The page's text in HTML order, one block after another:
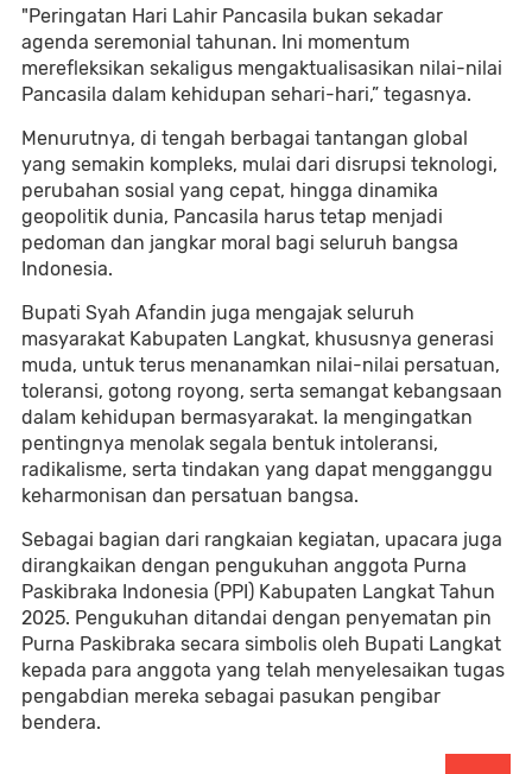
"Peringatan Hari Lahir Pancasila bukan sekadar
agenda seremonial tahunan. Ini momentum
merefleksikan sekaligus mengaktualisasikan nilai-nilai
Pancasila dalam kehidupan sehari-hari,” tegasnya.
Menurutnya, di tengah berbagai tantangan global
yang semakin kompleks, mulai dari disrupsi teknologi,
perubahan sosial yang cepat, hingga dinamika
geopolitik dunia, Pancasila harus tetap menjadi
pedoman dan jangkar moral bagi seluruh bangsa
Indonesia.
Bupati Syah Afandin juga mengajak seluruh
masyarakat Kabupaten Langkat, khususnya generasi
muda, untuk terus menanamkan nilai-nilai persatuan,
toleransi, gotong royong, serta semangat kebangsaan
dalam kehidupan bermasyarakat. Ia mengingatkan
pentingnya menolak segala bentuk intoleransi,
radikalisme, serta tindakan yang dapat mengganggu
keharmonisan dan persatuan bangsa.
Sebagai bagian dari rangkaian kegiatan, upacara juga
dirangkaikan dengan pengukuhan anggota Purna
Paskibraka Indonesia (PPI) Kabupaten Langkat Tahun
2025. Pengukuhan ditandai dengan penyematan pin
Purna Paskibraka secara simbolis oleh Bupati Langkat
kepada para anggota yang telah menyelesaikan tugas
pengabdian mereka sebagai pasukan pengibar
bendera.